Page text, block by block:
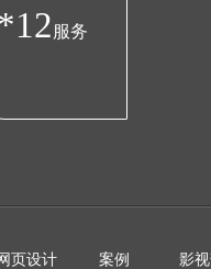
服务
页设计 案例 影